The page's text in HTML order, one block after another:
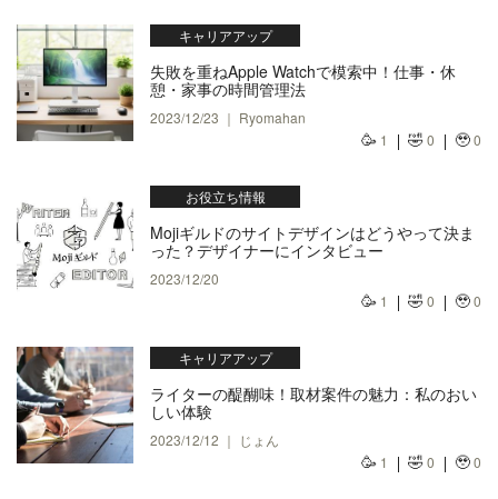
キャリアアップ
失敗を重ねApple Watchで模索中！仕事・休
憩・家事の時間管理法
2023/12/23 ｜ Ryomahan
🥳 1 🤣0 🥹0
お役立ち情報
Mojiギルドのサイトデザインはどうやって決ま
った？デザイナーにインタビュー
2023/12/20
🥳 1 🤣0 🥹0
キャリアアップ
ライターの醍醐味！取材案件の魅力：私のおい
しい体験
2023/12/12 ｜ じょん
🥳 1 🤣0 🥹0